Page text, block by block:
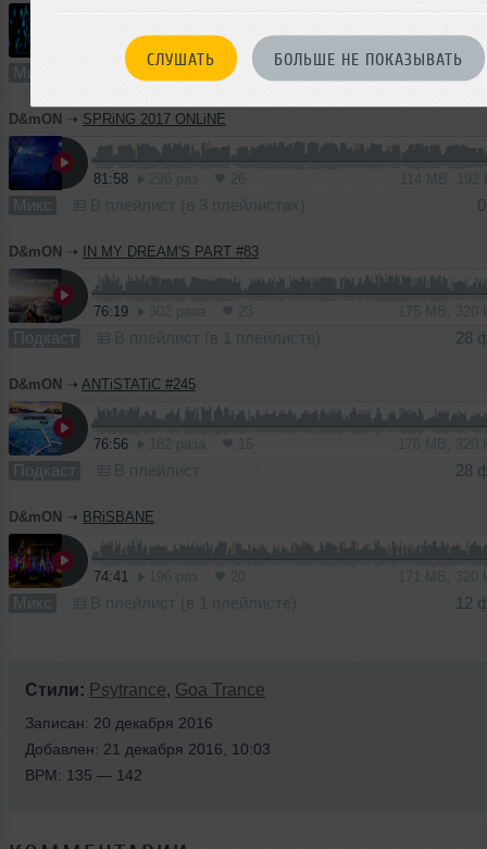
СЛУШАТЬ БОЛЬШЕ НЕ ПОКАЗЫВАТЬ
72:22 25 101 MB,
Микс В плейлист (в 1 плейлисте)
D&mON ➝ SPRiNG 2017 ONLiNE
81:58
Микс
D&mON ➝ IN MY DREAM'S PART #83
76:19
Подкаст 28
D&mON ➝ ANTiSTATiC #245
76:56
Подкаст 28
D&mON ➝ BRiSBANE
74:41
Микс 12
Стили: Psytrance, Goa Trance
Записан: 20 декабря 2016
Добавлен: 21 декабря 2016, 10:03
BPM: 135 — 142